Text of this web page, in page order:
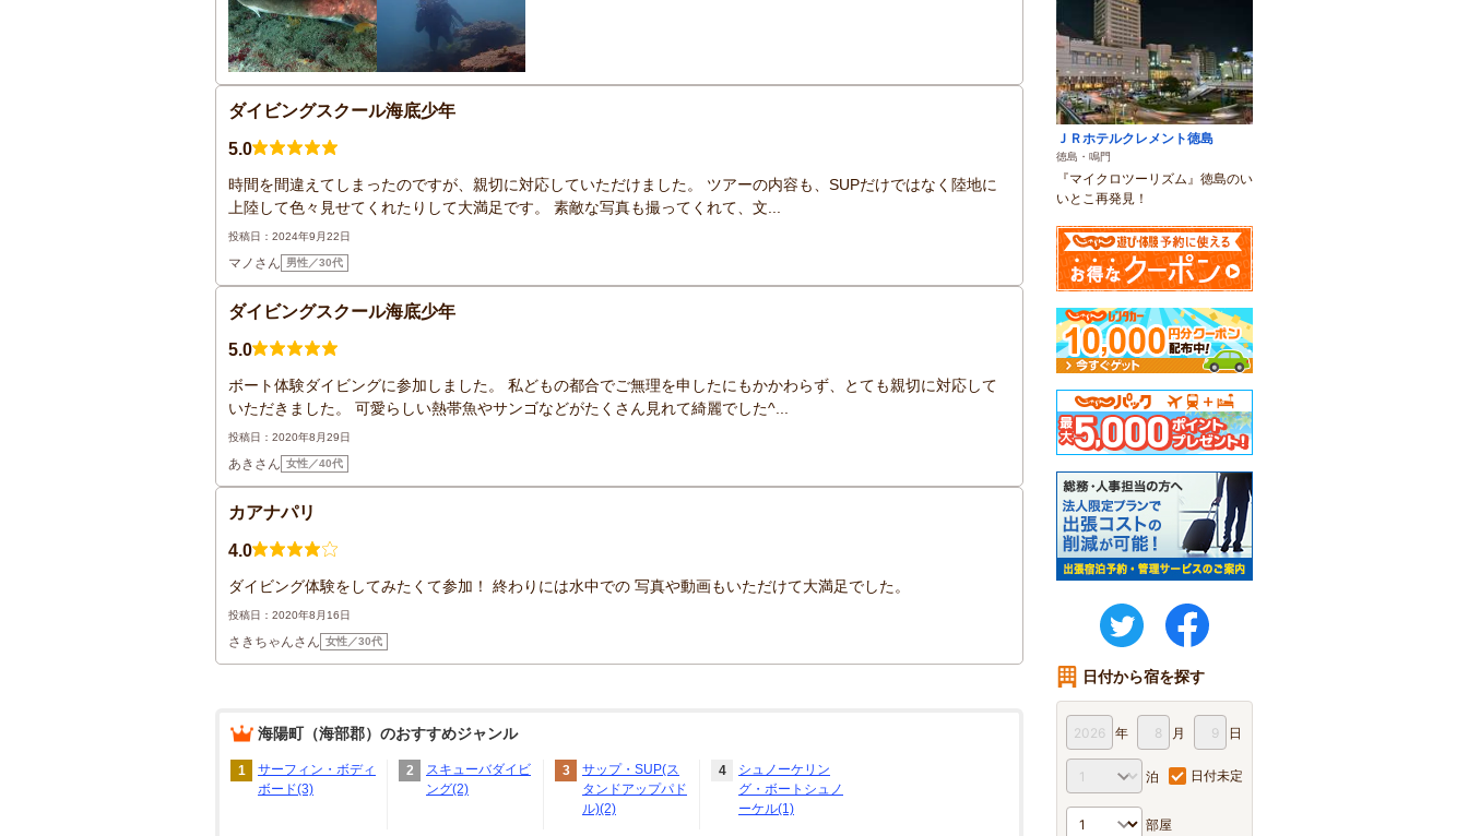
ダイビングスクール海底少年
5.0
時間を間違えてしまったのですが、親切に対応していただけました。 ツアーの内容も、SUPだけではなく陸地に
上陸して色々見せてくれたりして大満足です。 素敵な写真も撮ってくれて、文...
投稿日：2024年9月22日
マノさん 男性／30代
ダイビングスクール海底少年
5.0
ボート体験ダイビングに参加しました。 私どもの都合でご無理を申したにもかかわらず、とても親切に対応して
いただきました。 可愛らしい熱帯魚やサンゴなどがたくさん見れて綺麗でした^...
投稿日：2020年8月29日
あきさん 女性／40代
カアナパリ
4.0
ダイビング体験をしてみたくて参加！ 終わりには水中での 写真や動画もいただけて大満足でした。
投稿日：2020年8月16日
さきちゃんさん 女性／30代
海陽町（海部郡） のおすすめジャンル
1
サーフィン・ボディ
ボード(3)
2
スキューバダイビ
ング(2)
3
サップ・SUP(ス
タンドアップパド
ル)(2)
4
シュノーケリン
グ・ボートシュノ
ーケル(1)
ＪＲホテルクレメント徳島
徳島・鳴門
『マイクロツーリズム』徳島のい
いとこ再発見！
twitter
日付から宿を探す
年 月 日
泊 日付未定
部屋